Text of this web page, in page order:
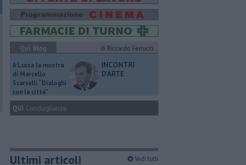
Qui Blog
di Riccardo Ferrucci
A Lucca la mostra
di Marcello
Scarselli “Dialoghi
con la città"
INCONTRI
D'ARTE
QUI Condoglianze
Ultimi articoli Vedi tutti